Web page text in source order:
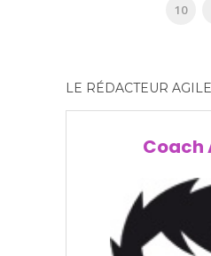
10
LE RÉDACTEUR AGILE
Coach